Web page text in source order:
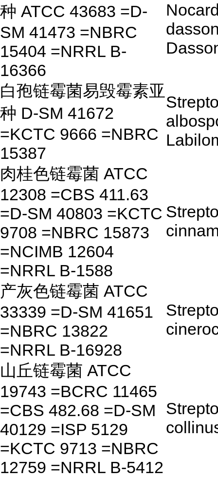
种 ATCC 43683 =D-
SM 41473 =NBRC
15404 =NRRL B-
16366
白孢链霉菌易毁霉素亚
种 D-SM 41672
=KCTC 9666 =NBRC
15387
肉桂色链霉菌 ATCC
12308 =CBS 411.63
=D-SM 40803 =KCTC
9708 =NBRC 15873
=NCIMB 12604
=NRRL B-1588
产灰色链霉菌 ATCC
33339 =D-SM 41651
=NBRC 13822
=NRRL B-16928
山丘链霉菌 ATCC
19743 =BCRC 11465
=CBS 482.68 =D-SM
40129 =ISP 5129
=KCTC 9713 =NBRC
12759 =NRRL B-5412